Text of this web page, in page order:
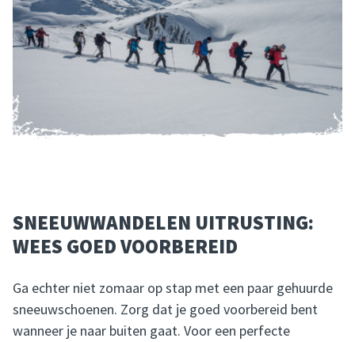
SNEEUWWANDELEN UITRUSTING:
WEES GOED VOORBEREID
Ga echter niet zomaar op stap met een paar gehuurde
sneeuwschoenen. Zorg dat je goed voorbereid bent
wanneer je naar buiten gaat. Voor een perfecte